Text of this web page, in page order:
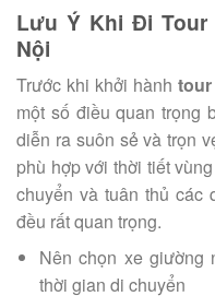
Lưu Ý Khi Đi Tour
Nội
Trước khi khởi hành
một số điều quan trọng
diễn ra suôn sẻ và trọn
phù hợp với thời tiết
chuyển và tuân thủ các
đều rất quan trọng.
Nên chọn xe giường
thời gian di chuyển